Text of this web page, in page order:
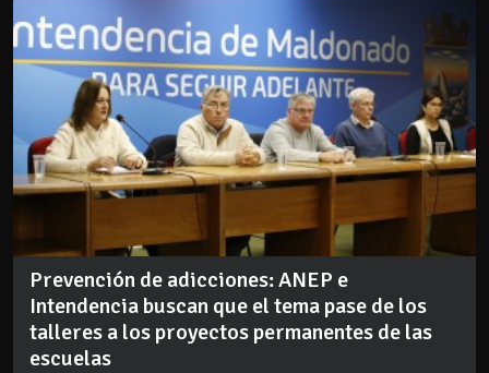
Prevención de adicciones: ANEP e
Intendencia buscan que el tema pase de los
talleres a los proyectos permanentes de las
escuelas